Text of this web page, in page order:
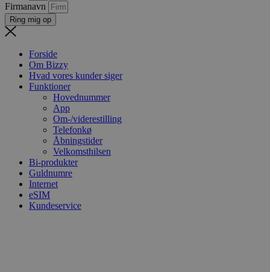
Firmanavn
Ring mig op
Forside
Om Bizzy
Hvad vores kunder siger
Funktioner
Hovednummer
App
Om-/viderestilling
Telefonkø
Åbningstider
Velkomsthilsen
Bi-produkter
Guldnumre
Internet
eSIM
Kundeservice